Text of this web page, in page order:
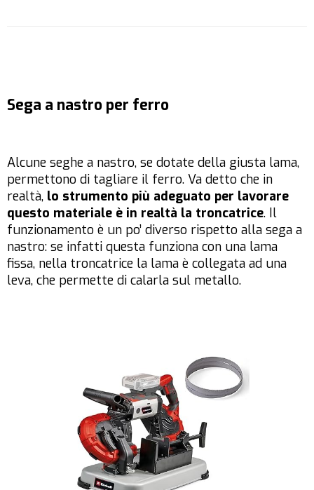
Sega a nastro per ferro
Alcune seghe a nastro, se dotate della giusta lama,
permettono di tagliare il ferro. Va detto che in
realtà, lo strumento più adeguato per lavorare
questo materiale è in realtà la troncatrice. Il
funzionamento è un po’ diverso rispetto alla sega a
nastro: se infatti questa funziona con una lama
fissa, nella troncatrice la lama è collegata ad una
leva, che permette di calarla sul metallo.